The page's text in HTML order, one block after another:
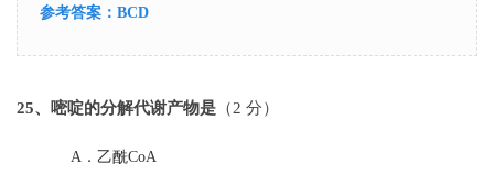
参考答案： BCD
25、嘧啶的分解代谢产物是 （2 分）
A． 乙酰CoA